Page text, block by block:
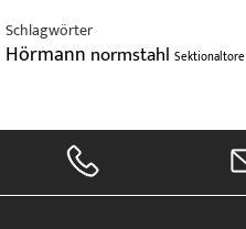
Schlagwörter
Hörmann normstahl Sektionaltore